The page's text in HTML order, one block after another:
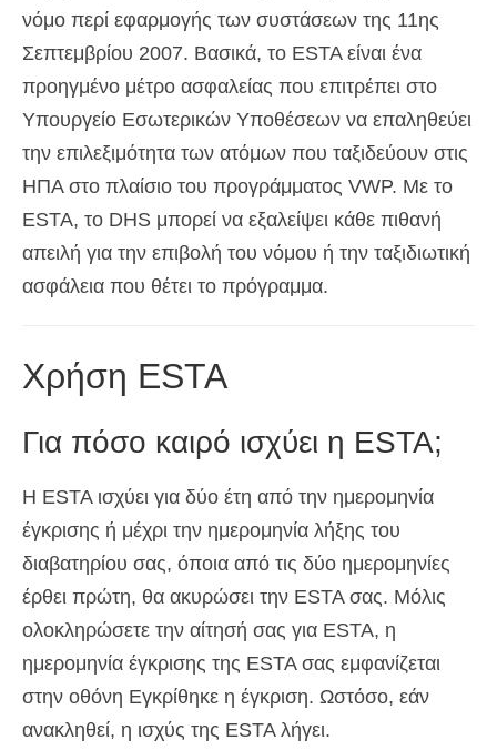
νόμο περί εφαρμογής των συστάσεων της 11ης
Σεπτεμβρίου 2007. Βασικά, το ESTA είναι ένα
προηγμένο μέτρο ασφαλείας που επιτρέπει στο
Υπουργείο Εσωτερικών Υποθέσεων να επαληθεύει
την επιλεξιμότητα των ατόμων που ταξιδεύουν στις
ΗΠΑ στο πλαίσιο του προγράμματος VWP. Με το
ESTA, το DHS μπορεί να εξαλείψει κάθε πιθανή
απειλή για την επιβολή του νόμου ή την ταξιδιωτική
ασφάλεια που θέτει το πρόγραμμα.
Χρήση ESTA
Για πόσο καιρό ισχύει η ESTA;
Η ESTA ισχύει για δύο έτη από την ημερομηνία
έγκρισης ή μέχρι την ημερομηνία λήξης του
διαβατηρίου σας, όποια από τις δύο ημερομηνίες
έρθει πρώτη, θα ακυρώσει την ESTA σας. Μόλις
ολοκληρώσετε την αίτησή σας για ESTA, η
ημερομηνία έγκρισης της ESTA σας εμφανίζεται
στην οθόνη Εγκρίθηκε η έγκριση. Ωστόσο, εάν
ανακληθεί, η ισχύς της ESTA λήγει.